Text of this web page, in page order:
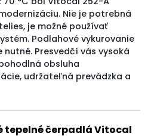
Nie je potrebná
je možné používať
Podlahové vykurovanie
nutné. Presvedčí vás vysoká
obsluha
udržateľná prevádzka a
tepelné čerpadlá Vitocal